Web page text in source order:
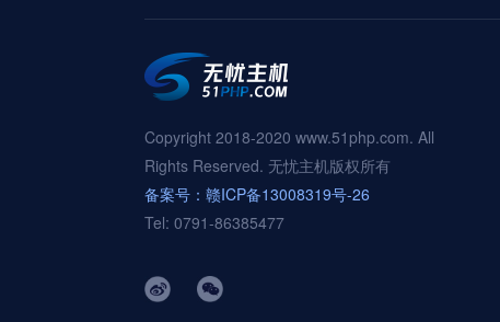
Copyright 2018-2020 www.51php.com. All
Rights Reserved. 无忧主机版权所有
备案号：赣ICP备13008319号-26
Tel: 0791-86385477